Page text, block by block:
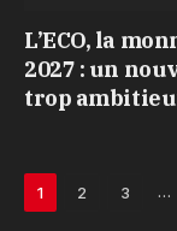
L’ECO, la
2027 : un
trop
1 2 3 …